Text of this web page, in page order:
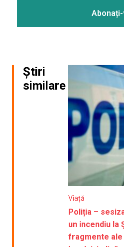
Știri
similare
Viață
Poliția –
un incendiu la
fragmente ale